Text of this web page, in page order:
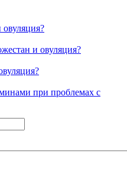
и овуляция?
при проблемах с